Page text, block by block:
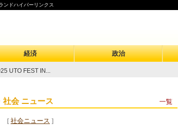
ンドハイパーリンクス
経済 政治
UTO FEST IN...
社会 ニュース 一覧
[ 社会ニュース ]